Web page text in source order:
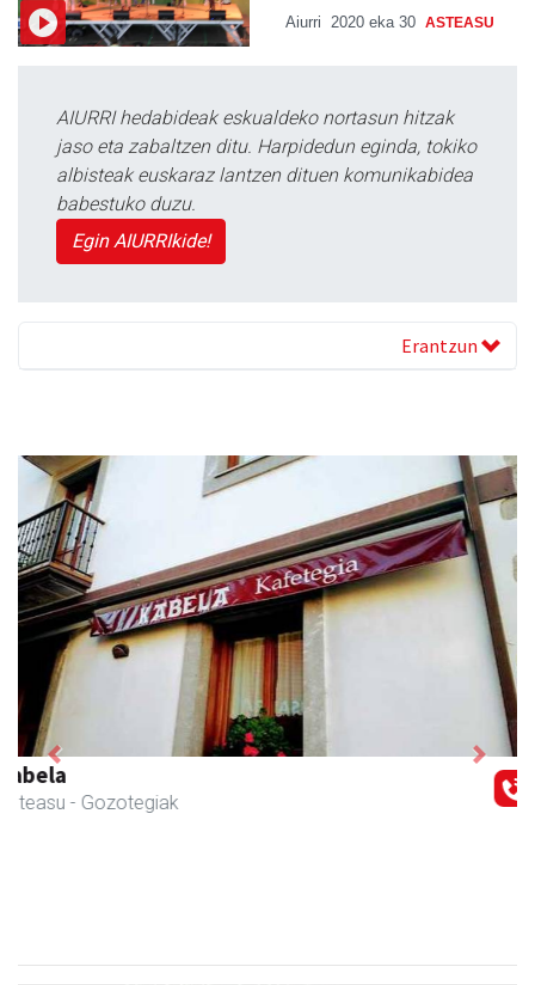
Aiurri 2020 eka 30 ASTEASU
AIURRI hedabideak eskualdeko nortasun hitzak
jaso eta zabaltzen ditu. Harpidedun eginda, tokiko
albisteak euskaraz lantzen dituen komunikabidea
babestuko duzu.
Egin AIURRIkide!
Erantzun
Previous Next